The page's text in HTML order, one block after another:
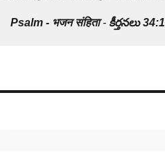
Psalm - भजन संहिता- కీర్తనలు 34:1